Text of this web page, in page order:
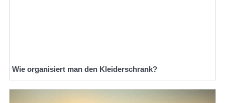
Wie organisiert man den Kleiderschrank?